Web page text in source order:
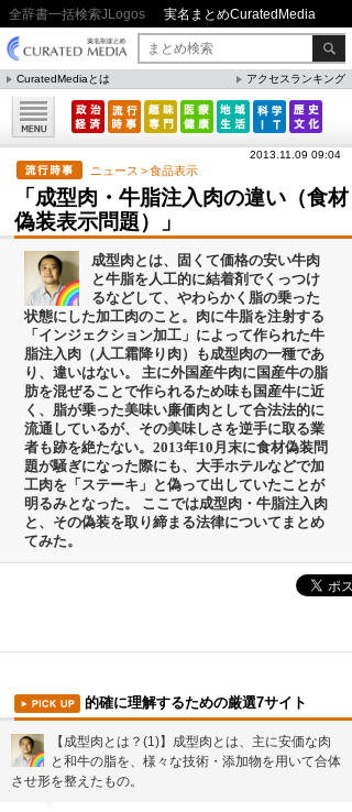
全辞書一括検索JLogos 実名まとめCuratedMedia
CuratedMediaとは アクセスランキング
「成型肉・牛脂注入肉の違い（食材
偽装表示問題）」
2013.11.09 09:04
ニュース >食品表示
成型肉とは、固くて価格の安い牛肉
と牛脂を人工的に結着剤でくっつけ
るなどして、やわらかく脂の乗った
状態にした加工肉のこと。肉に牛脂を注射する
「インジェクション加工」によって作られた牛
脂注入肉（人工霜降り肉）も成型肉の一種であ
り、違いはない。 主に外国産牛肉に国産牛の脂
肪を混ぜることで作られるため味も国産牛に近
く、脂が乗った美味い廉価肉として合法法的に
流通しているが、その美味しさを逆手に取る業
者も跡を絶たない。2013年10月末に食材偽装問
題が騒ぎになった際にも、大手ホテルなどで加
工肉を「ステーキ」と偽って出していたことが
明るみとなった。 ここでは成型肉・牛脂注入肉
と、その偽装を取り締まる法律についてまとめ
てみた。
的確に理解するための厳選7サイト
【成型肉とは？(1)】成型肉とは、主に安価な肉
と和牛の脂を、様々な技術・添加物を用いて合体
させ形を整えたもの。
ファクト・統計
方法・ノウハウ
メリット・デメリット
CafeTalk
今日は何の日(8月)
今日は何の日(9月）
「防災」関連
人気まとめ
雲の形（十種雲形まとめ）
吉本新喜劇の歴代座長
前田利家は唐沢寿明だけ？まつは…
新着まとめ
「0180」などの有料通話にご注意を